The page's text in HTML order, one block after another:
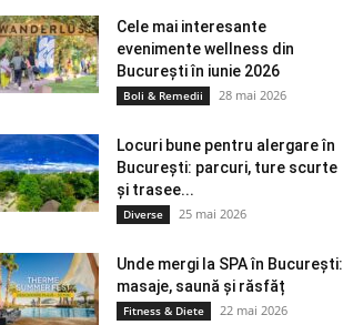
Cele mai interesante
evenimente wellness din
București în iunie 2026
Boli & Remedii 28 mai 2026
Locuri bune pentru alergare în
București: parcuri, ture scurte
și trasee...
Diverse 25 mai 2026
Unde mergi la SPA în București:
masaje, saună și răsfăț
Fitness & Diete 22 mai 2026